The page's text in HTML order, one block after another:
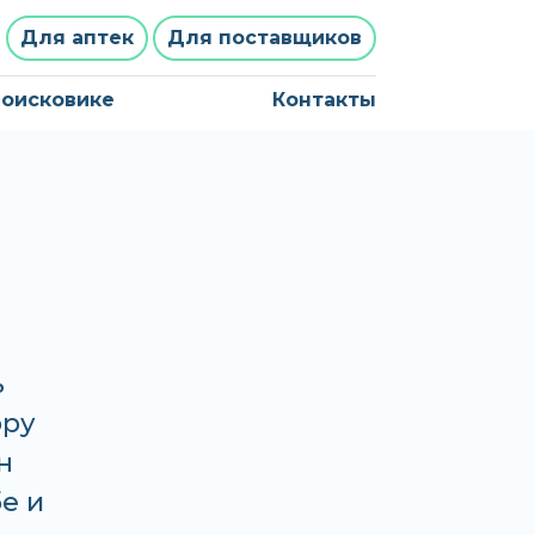
Для аптек Для поставщиков
Контакты
и